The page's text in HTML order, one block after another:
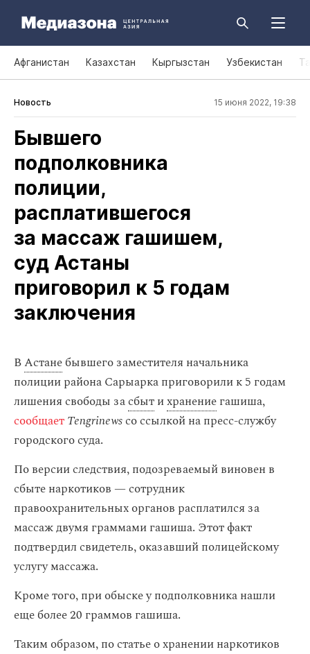
Афганистан Казахстан Кыргызстан Узбекистан
Новость 15 июня 2022, 19:38
Бывшего
подполковника
полиции,
расплатившегося
за массаж гашишем,
суд Астаны
приговорил к 5 годам
заключения
ВАстанебывшего заместителя начальника
полиции района Сарыарка приговорили к 5 годам
лишения свободы засбытихранениегашиша,
сообщаетTengrinewsсо ссылкой на пресс-службу
городского суда.
По версии следствия, подозреваемый виновен в
сбыте наркотиков — сотрудник
правоохранительных органов расплатился за
массаж двумя граммами гашиша. Этот факт
подтвердил свидетель, оказавший полицейскому
услугу массажа.
Кроме того, при обыске у подполковника нашли
еще более 20 граммов гашиша.
Таким образом, по статье о хранении наркотиков